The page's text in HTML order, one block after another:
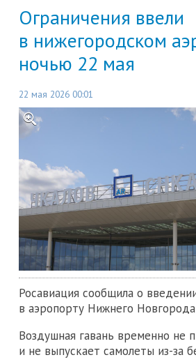
Ограничения ввели
в нижегородском
ночью 22 мая
22 мая 2026 00:01
Росавиация сообщила о
в аэропорту Нижнего
Воздушная гавань временно не
и не выпускает самолеты из-за